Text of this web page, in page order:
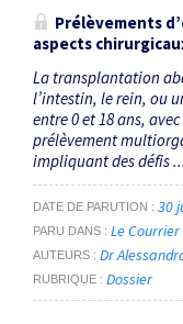
Prélèvements
aspects
La transplantation
l’intestin, le rein, ou
entre 0 et 18 ans,
prélèvement
impliquant des défis ...
DATE DE PARUTION 30
PARU DANS Le
AUTEURS Dr
RUBRIQUE Dossier